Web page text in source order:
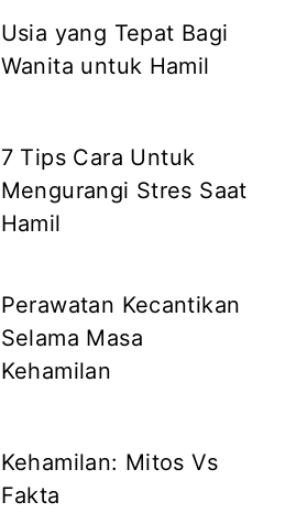
Usia yang Tepat Bagi
Wanita untuk Hamil
7 Tips Cara Untuk
Mengurangi Stres Saat
Hamil
Perawatan Kecantikan
Selama Masa
Kehamilan
Kehamilan: Mitos Vs
Fakta